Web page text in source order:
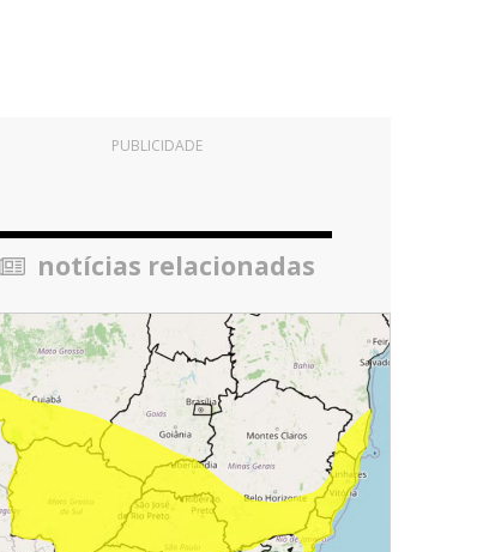
PUBLICIDADE
notícias relacionadas